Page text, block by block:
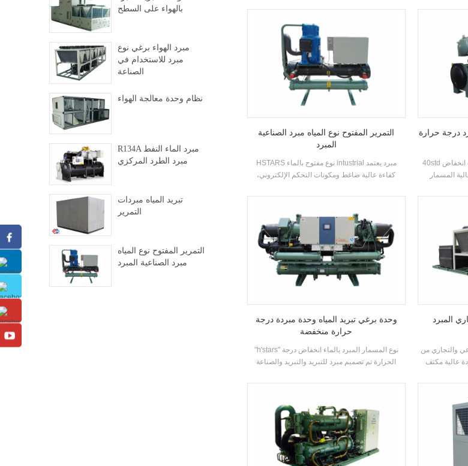
performing, so future-proof that once it’s
installed, you may never have to think about it
again. Low maintance cost.
المبردة، فلاش
الأجهزة.
تكييف الهواء
التمرير المفتوح نوع المياه مبرد الصناعية
المبرد
HSTARS نوع مفتوح بالماء intustrial مبرد يعتمد
كفاءة عالية ضاغط ومكونات التحكم الإلكتروني،
درجة حرارة
40std سلسلة المسمار نوع المياه الغمرف انخفاض
المسمار
غمرف المياه، R22 و R134A مبرج. يمكن تكوين
وحدة برغي تبريد المياه وحدة مبردة درجة
حرارة منخفضة
"h'stars" نوع المسمار المبرد بالماء انخفاض درجة
الحرارة تم تصميم مبرد للتبريد والتبريد والصناعة
متطلبات قدرة التبريد المختلفة ودرجة الحرارة
المبرد
والتجاري من
عالية مكثف
على نطاق
بالهواء على السطح
مبرد الهواء برغي نوع
مبرد للاستخدام في
الصناعة
نظام وحدة معالجة الهواء
R134A مبرد الماء النفط
مبرد الطرد المركزي
تبريد المياه مبردات
التمرير
التمرير المفتوح نوع المياه
مبرد الصناعية المبرد